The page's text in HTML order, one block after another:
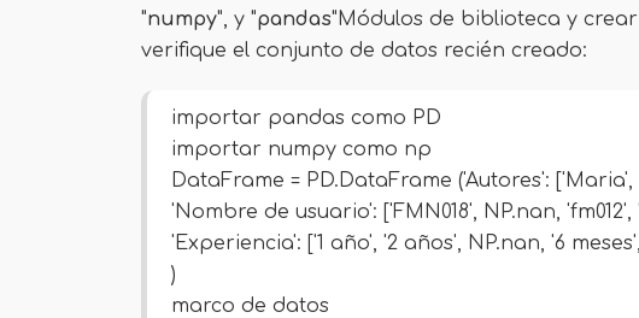
"numpy", y "pandas"Módulos de biblioteca y
verifique el conjunto de datos recién creado:
importar pandas como PD
importar numpy como np
DataFrame = PD.DataFrame ('Autores':
'Nombre de usuario': ['FMN018', NP.nan, 'fm012',
'Experiencia': ['1 año', '2 años', NP.nan, '6
)
marco de datos